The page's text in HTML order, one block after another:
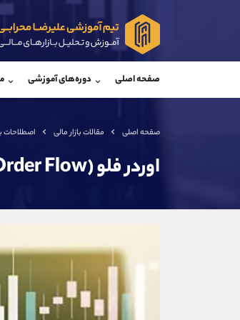
صفحه اصلی دوره‌های آموزشی
صفحه اصلی مقالات بازار مالی اصطلاحات
اوردر فلو (Order Flow)
کانال بله